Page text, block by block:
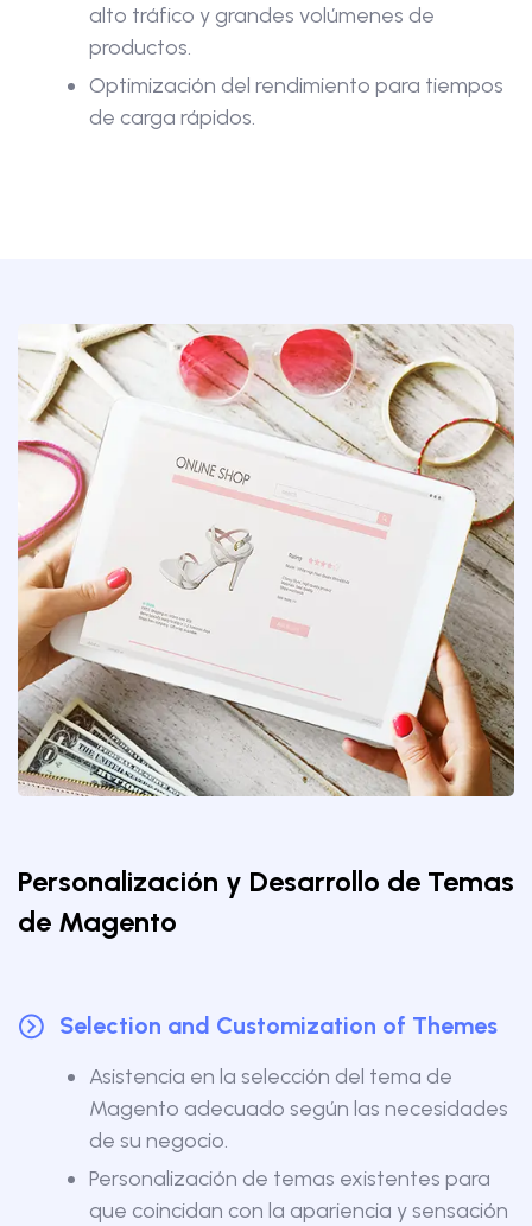
alto tráfico y grandes volúmenes de
productos.
Optimización del rendimiento para tiempos
de carga rápidos.
Personalización y Desarrollo de Temas
de Magento
Selection and Customization of Themes
Asistencia en la selección del tema de
Magento adecuado según las necesidades
de su negocio.
Personalización de temas existentes para
que coincidan con la apariencia y sensación